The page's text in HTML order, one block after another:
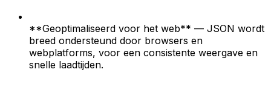
**Geoptimaliseerd voor het web** — JSON wordt
breed ondersteund door browsers en
webplatforms, voor een consistente weergave en
snelle laadtijden.